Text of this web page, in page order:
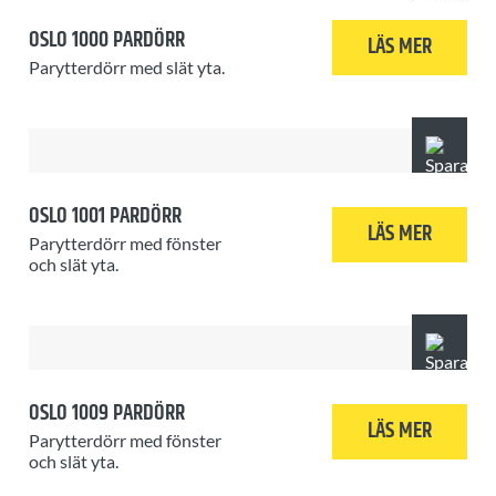
OSLO 1000 PARDÖRR
Parytterdörr med slät yta.
LÄS MER
OSLO 1001 PARDÖRR
Parytterdörr med fönster
och slät yta.
LÄS MER
OSLO 1009 PARDÖRR
Parytterdörr med fönster
och slät yta.
LÄS MER